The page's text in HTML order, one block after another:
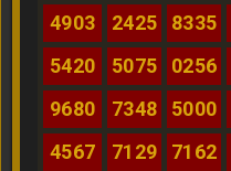
4903
2425 8335
5420
5075 0256
9680
7348 5000
4567
7129 7162